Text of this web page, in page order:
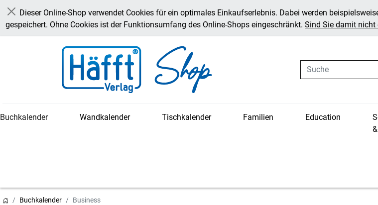
Schließen
Dieser Online-Shop verwendet Cookies für ein optimales Einkaufserlebnis. Dabei werden
gespeichert. Ohne Cookies ist der Funktionsumfang des Online-Shops eingeschränkt. Sind Sie damit nicht
Suche
Buchkalender Wandkalender Tischkalender Familien Education
Buchkalender Business